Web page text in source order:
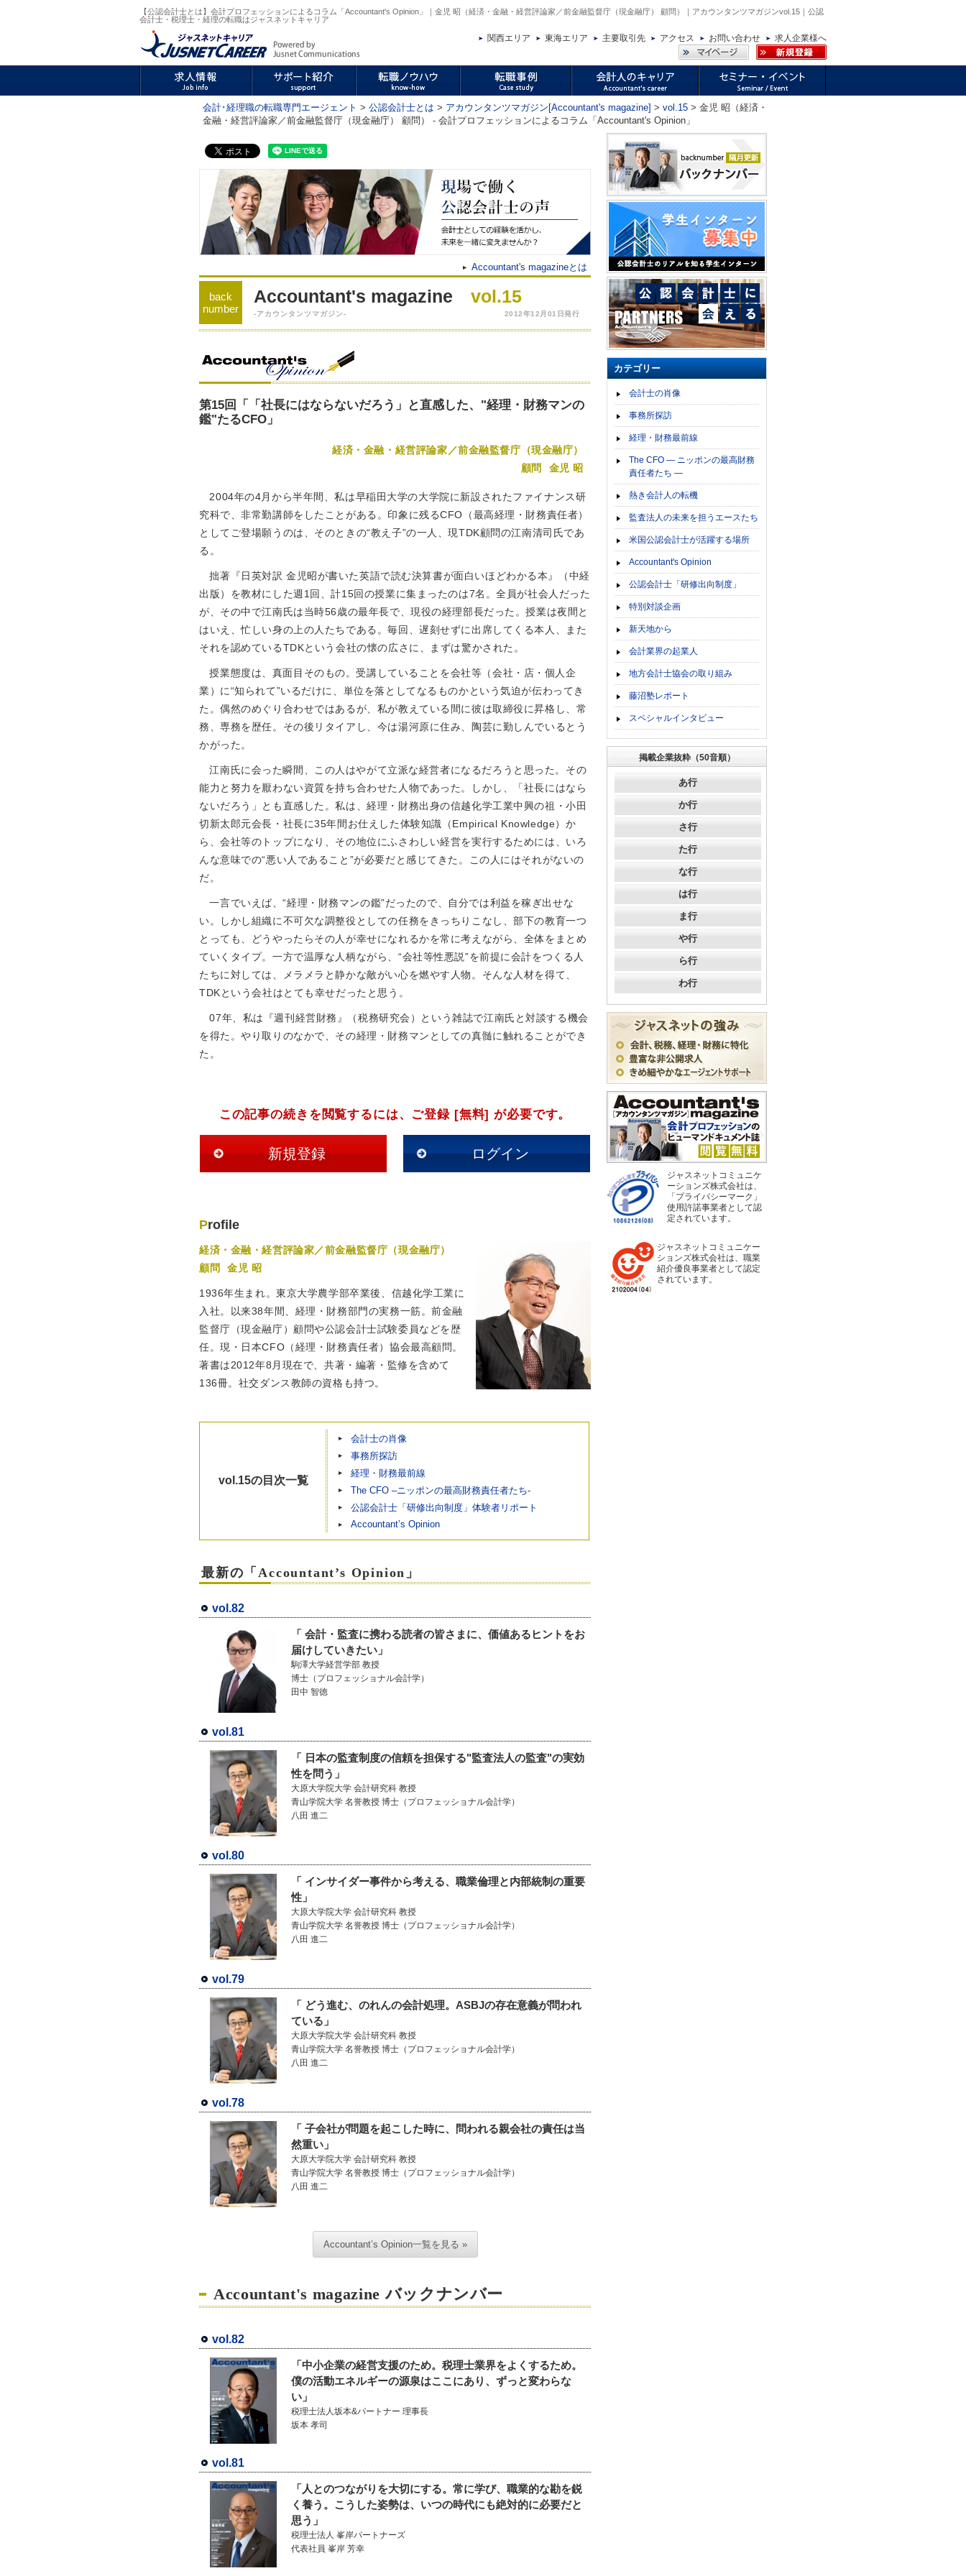
【公認会計士とは】会計プロフェッションによるコラム「Accountant's Opinion」｜金児 昭（経済・金融・経営評論家／前金融監督庁（現金融庁） 顧問）｜アカウンタンツマガジンvol.15｜公認
会計士・税理士・経理の転職はジャスネットキャリア
求人企業様へ
お問い合わせ
アクセス
主要取引先
東海エリア
関西エリア
会計･経理職の転職専門エージェント > 公認会計士とは > アカウンタンツマガジン[Accountant's magazine] > vol.15 > 金児 昭（経済・
金融・経営評論家／前金融監督庁（現金融庁） 顧問） - 会計プロフェッションによるコラム「Accountant's Opinion」
Accountant's magazineとは
back
number
Accountant's magazine vol.15
-アカウンタンツマガジン- 2012年12月01日発行
第15回「「社長にはならないだろう」と直感した、"経理・財務マンの
鑑"たるCFO」
経済・金融・経営評論家／前金融監督庁（現金融庁）
顧問
金児 昭
2004年の4月から半年間、私は早稲田大学の大学院に新設されたファイナンス研
究科で、非常勤講師をしたことがある。印象に残るCFO（最高経理・財務責任者）
としてご登場願うのは、そのときの“教え子”の一人、現TDK顧問の江南清司氏であ
る。
拙著『日英対訳 金児昭が書いた英語で読む決算書が面白いほどわかる本』（中経
出版）を教材にした週1回、計15回の授業に集まったのは7名。全員が社会人だった
が、その中で江南氏は当時56歳の最年長で、現役の経理部長だった。授業は夜間と
はいえ、忙しい身の上の人たちである。毎回、遅刻せずに出席してくる本人、また
それを認めているTDKという会社の懐の広さに、まずは驚かされた。
授業態度は、真面目そのもの。受講していることを会社等（会社・店・個人企
業）に“知られて”いるだけに、単位を落としてなるものかという気迫が伝わってき
た。偶然のめぐり合わせではあるが、私が教えている間に彼は取締役に昇格し、常
務、専務を歴任。その後リタイアし、今は湯河原に住み、陶芸に勤しんでいるとう
かがった。
江南氏に会った瞬間、この人はやがて立派な経営者になるだろうと思った。その
能力と努力を厭わない資質を持ち合わせた人物であった。しかし、「社長にはなら
ないだろう」とも直感した。私は、経理・財務出身の信越化学工業中興の祖・小田
切新太郎元会長・社長に35年間お仕えした体験知識（Empirical Knowledge）か
ら、会社等のトップになり、その地位にふさわしい経営を実行するためには、いろ
んな意味での“悪い人であること”が必要だと感じてきた。この人にはそれがないの
だ。
一言でいえば、“経理・財務マンの鑑”だったので、自分では利益を稼ぎ出せな
い。しかし組織に不可欠な調整役としての任務をきっちりこなし、部下の教育一つ
とっても、どうやったらその人が幸せになれるかを常に考えながら、全体をまとめ
ていくタイプ。一方で温厚な人柄ながら、“会社等性悪説”を前提に会計をつくる人
たちに対しては、メラメラと静かな敵がい心を燃やす人物。そんな人材を得て、
TDKという会社はとても幸せだったと思う。
07年、私は『週刊経営財務』（税務研究会）という雑誌で江南氏と対談する機会
を得た。やり取りのなかで、その経理・財務マンとしての真髄に触れることができ
た。
この記事の続きを閲覧するには、ご登録 [無料] が必要です。
新規登録 ログイン
Profile
経済・金融・経営評論家／前金融監督庁（現金融庁）
顧問
金児 昭
1936年生まれ。東京大学農学部卒業後、信越化学工業に
入社。以来38年間、経理・財務部門の実務一筋。前金融
監督庁（現金融庁）顧問や公認会計士試験委員などを歴
任。現・日本CFO（経理・財務責任者）協会最高顧問。
著書は2012年8月現在で、共著・編著・監修を含めて
136冊。社交ダンス教師の資格も持つ。
vol.15の目次一覧
会計士の肖像
事務所探訪
経理・財務最前線
The CFO –ニッポンの最高財務責任者たち-
公認会計士「研修出向制度」体験者リポート
Accountant’s Opinion
最新の「Accountant’s Opinion」
vol.82
「 会計・監査に携わる読者の皆さまに、価値あるヒントをお
届けしていきたい」
駒澤大学経営学部 教授
博士（プロフェッショナル会計学）
田中 智徳
vol.81
「 日本の監査制度の信頼を担保する"監査法人の監査"の実効
性を問う」
大原大学院大学 会計研究科 教授
青山学院大学 名誉教授 博士（プロフェッショナル会計学）
八田 進二
vol.80
「 インサイダー事件から考える、職業倫理と内部統制の重要
性」
大原大学院大学 会計研究科 教授
青山学院大学 名誉教授 博士（プロフェッショナル会計学）
八田 進二
vol.79
「 どう進む、のれんの会計処理。ASBJの存在意義が問われ
ている」
大原大学院大学 会計研究科 教授
青山学院大学 名誉教授 博士（プロフェッショナル会計学）
八田 進二
vol.78
「 子会社が問題を起こした時に、問われる親会社の責任は当
然重い」
大原大学院大学 会計研究科 教授
青山学院大学 名誉教授 博士（プロフェッショナル会計学）
八田 進二
Accountant’s Opinion一覧を見る »
Accountant's magazineバックナンバー
vol.82
「中小企業の経営支援のため。税理士業界をよくするため。
僕の活動エネルギーの源泉はここにあり、ずっと変わらな
い」
税理士法人坂本&パートナー 理事長
坂本 孝司
vol.81
「人とのつながりを大切にする。常に学び、職業的な勘を鋭
く養う。こうした姿勢は、いつの時代にも絶対的に必要だと
思う」
税理士法人 峯岸パートナーズ
代表社員 峯岸 芳幸
カテゴリー
会計士の肖像
事務所探訪
経理・財務最前線
The CFO ― ニッポンの最高財務
責任者たち ―
熱き会計人の転機
監査法人の未来を担うエースたち
米国公認会計士が活躍する場所
Accountant's Opinion
公認会計士「研修出向制度」
特別対談企画
新天地から
会計業界の起業人
地方会計士協会の取り組み
藤沼塾レポート
スペシャルインタビュー
掲載企業抜粋（50音順）
あ行
か行
さ行
た行
な行
は行
ま行
や行
ら行
わ行
ジャスネットコミュニケ
ーションズ株式会社は、
「プライバシーマーク」
使用許諾事業者として認
定されています。
ジャスネットコミュニケー
ションズ株式会社は、職業
紹介優良事業者として認定
されています。